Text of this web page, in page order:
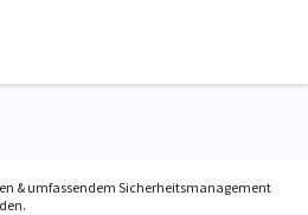
& umfassendem Sicherheitsmanagement